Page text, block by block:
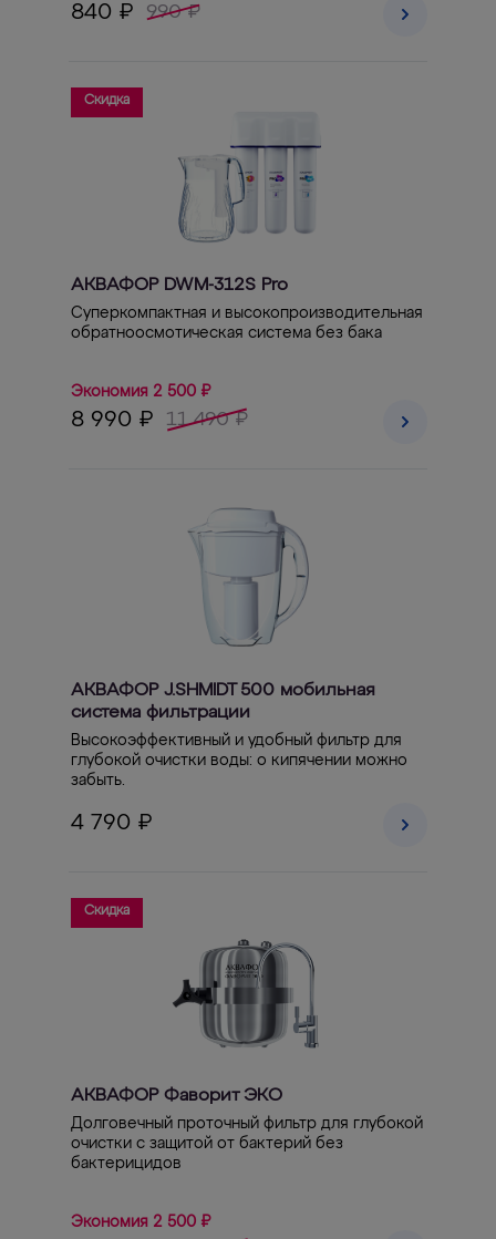
840 ₽ 990 ₽
Скидка
АКВАФОР DWM-312S Pro
Суперкомпактная и высокопроизводительная
обратноосмотическая система без бака
Экономия 2 500 ₽
8 990 ₽ 11 490 ₽
АКВАФОР J.SHMIDT 500 мобильная
система фильтрации
Высокоэффективный и удобный фильтр для
глубокой очистки воды: о кипячении можно
забыть.
4 790 ₽
Скидка
АКВАФОР Фаворит ЭКО
Долговечный проточный фильтр для глубокой
очистки с защитой от бактерий без
бактерицидов
Экономия 2 500 ₽